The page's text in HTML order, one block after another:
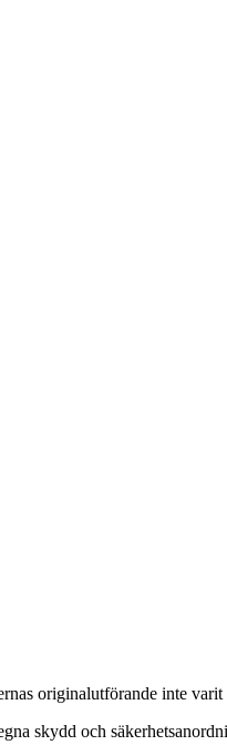
originalutförande inte
skydd och